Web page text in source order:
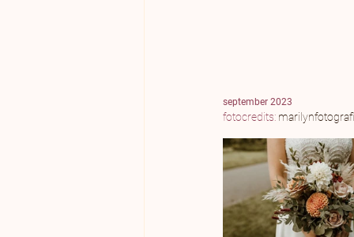
september 2023
fotocredits: